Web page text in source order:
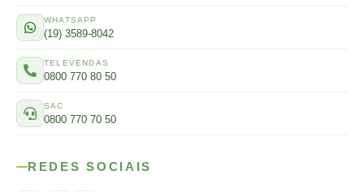
WHATSAPP
(19) 3589-8042
TELEVENDAS
0800 770 80 50
SAC
0800 770 70 50
REDES SOCIAIS